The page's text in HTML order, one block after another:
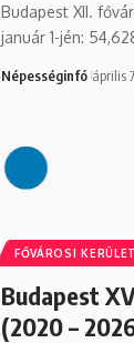
Budapest XII.
január 1-jén:
Népességinfó április
FŐVÁROSI KERÜLET
Budapest
(2020 –